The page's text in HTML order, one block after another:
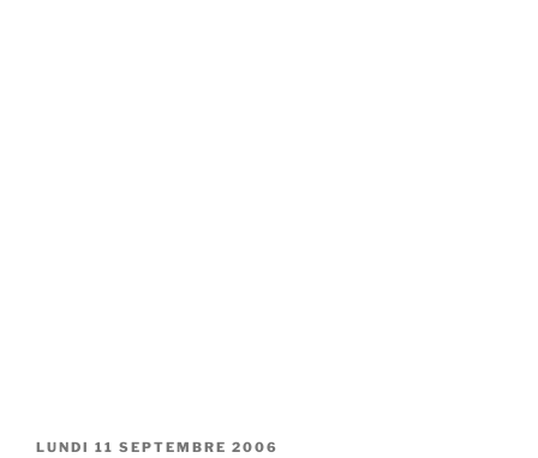
PUBLIÉ
LUNDI 11 SEPTEMBRE 2006